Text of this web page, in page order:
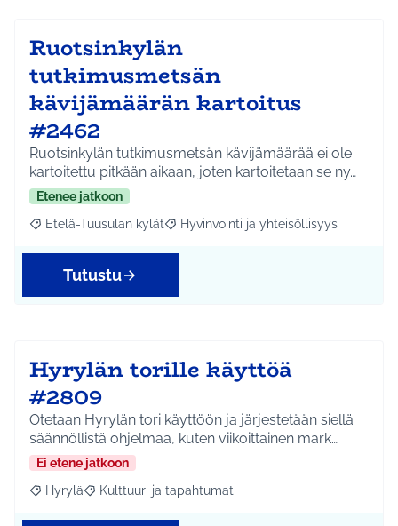
Ruotsinkylän
tutkimusmetsän
kävijämäärän kartoitus
#2462
Ruotsinkylän tutkimusmetsän kävijämäärää ei ole
kartoitettu pitkään aikaan, joten kartoitetaan se ny…
Etenee jatkoon
Rajaa tulokset aihepiirin mukaan: Etelä-Tuusulan kylät
Etelä-Tuusulan kylät Rajaa tulokset teeman mukaan:
Hyvinvointi ja yhteisöllisyys
Tutustu
Hyrylän torille käyttöä
#2809
Otetaan Hyrylän tori käyttöön ja järjestetään siellä
säännöllistä ohjelmaa, kuten viikoittainen mark…
Ei etene jatkoon
Rajaa tulokset aihepiirin mukaan: Hyrylä
Hyrylä Rajaa tulokset teeman mukaan: Kulttuuri ja
Kulttuuri ja tapahtumat